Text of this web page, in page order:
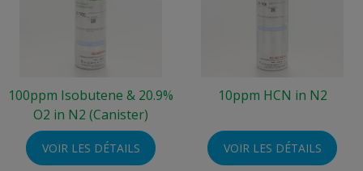
100ppm Isobutene & 20.9%
O2 in N2 (Canister)
VOIR LES DÉTAILS
10ppm HCN in N2
VOIR LES DÉTAILS